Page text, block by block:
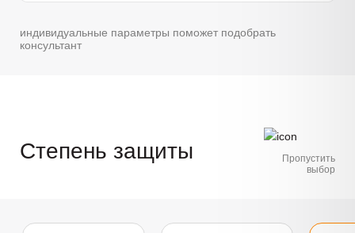
индивидуальные параметры поможет подобрать
консультант
Степень защиты
Пропустить
выбор